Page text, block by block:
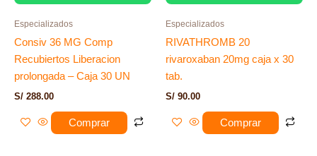
Especializados
Consiv 36 MG Comp
Recubiertos Liberacion
prolongada – Caja 30 UN
S/ 288.00
Comprar
Especializados
RIVATHROMB 20
rivaroxaban 20mg caja x 30
tab.
S/ 90.00
Comprar